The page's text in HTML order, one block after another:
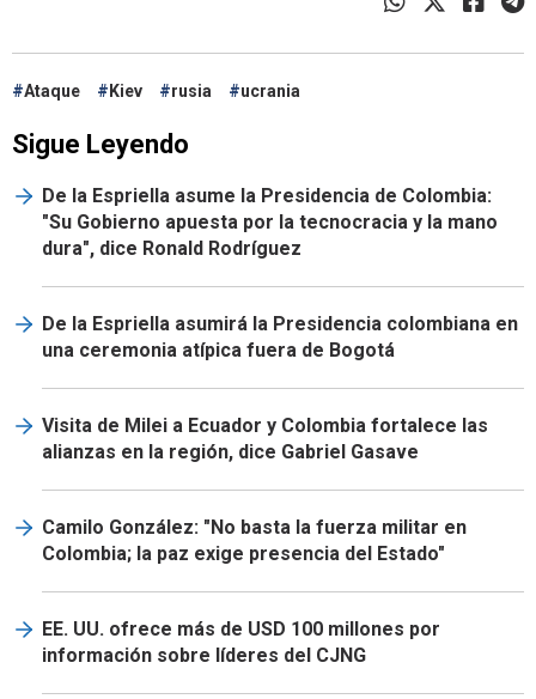
Ataque Kiev rusia ucrania
Sigue Leyendo
De la Espriella asume la Presidencia de Colombia:
"Su Gobierno apuesta por la tecnocracia y la mano
dura", dice Ronald Rodríguez
De la Espriella asumirá la Presidencia colombiana en
una ceremonia atípica fuera de Bogotá
Visita de Milei a Ecuador y Colombia fortalece las
alianzas en la región, dice Gabriel Gasave
Camilo González: "No basta la fuerza militar en
Colombia; la paz exige presencia del Estado"
EE. UU. ofrece más de USD 100 millones por
información sobre líderes del CJNG